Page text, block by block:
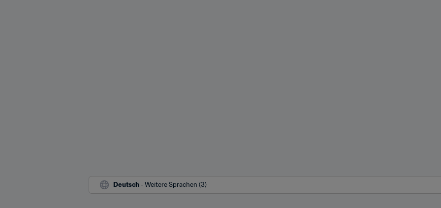
Deutsch - Weitere Sprachen (3)